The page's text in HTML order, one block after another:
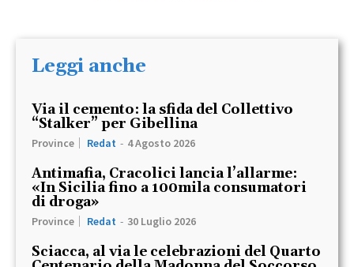
Leggi anche
Via il cemento: la sfida del Collettivo
“Stalker” per Gibellina
Province Redat - 4 Agosto 2026
Antimafia, Cracolici lancia l’allarme:
«In Sicilia fino a 100mila consumatori
di droga»
Province Redat - 30 Luglio 2026
Sciacca, al via le celebrazioni del Quarto